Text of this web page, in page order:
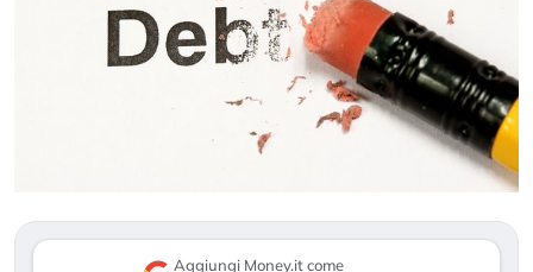
Aggiungi Money.it come